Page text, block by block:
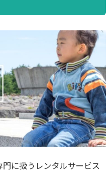
に扱うレンタルサービス